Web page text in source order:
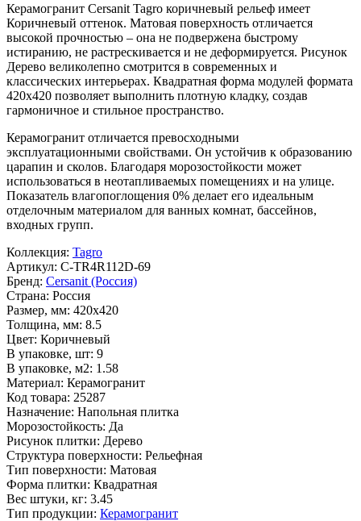
Керамогранит Cersanit Tagro коричневый рельеф имеет
Коричневый оттенок. Матовая поверхность отличается
высокой прочностью – она не подвержена быстрому
истиранию, не растрескивается и не деформируется. Рисунок
Дерево великолепно смотрится в современных и
классических интерьерах. Квадратная форма модулей формата
420x420 позволяет выполнить плотную кладку, создав
гармоничное и стильное пространство.
Керамогранит отличается превосходными
эксплуатационными свойствами. Он устойчив к образованию
царапин и сколов. Благодаря морозостойкости может
использоваться в неотапливаемых помещениях и на улице.
Показатель влагопоглощения 0% делает его идеальным
отделочным материалом для ванных комнат, бассейнов,
входных групп.
Коллекция: Tagro
Артикул: C-TR4R112D-69
Бренд: Cersanit (Россия)
Страна: Россия
Размер, мм: 420x420
Толщина, мм: 8.5
Цвет: Коричневый
В упаковке, шт: 9
В упаковке, м2: 1.58
Материал: Керамогранит
Код товара: 25287
Назначение: Напольная плитка
Морозостойкость: Да
Рисунок плитки: Дерево
Структура поверхности: Рельефная
Тип поверхности: Матовая
Форма плитки: Квадратная
Вес штуки, кг: 3.45
Тип продукции: Керамогранит